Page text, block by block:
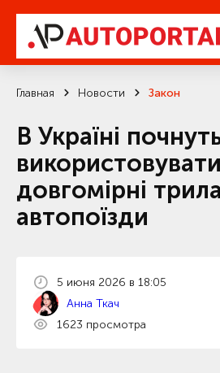
Главная Новости Закон
В Україні
використовувати
довгомірні
автопоїзди
5 июня 2026 в 18:05
Анна Ткач
1623 просмотра